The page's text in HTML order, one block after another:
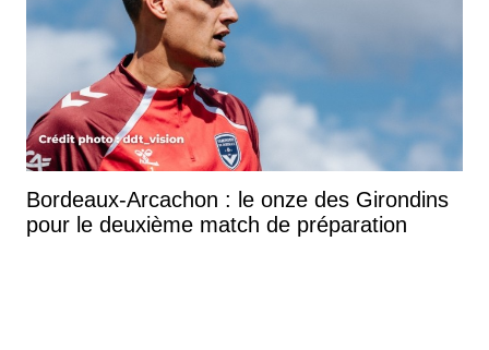
Bordeaux-Arcachon : le onze des Girondins
pour le deuxième match de préparation